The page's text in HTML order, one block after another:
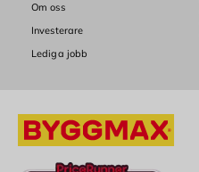
Om oss
Investerare
Lediga jobb